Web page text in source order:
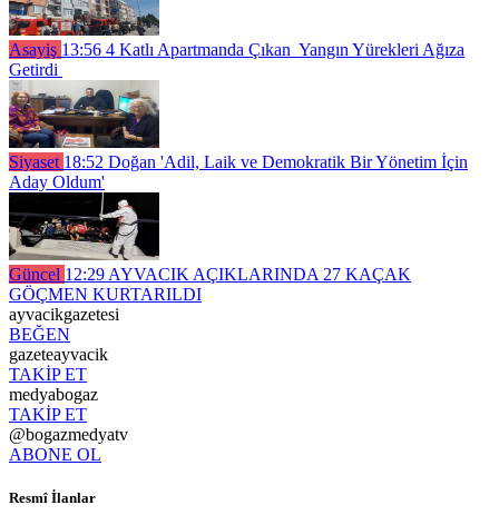
Asayiş 13:56 4 Katlı Apartmanda Çıkan Yangın Yürekleri Ağıza
Getirdi
Siyaset 18:52 Doğan 'Adil, Laik ve Demokratik Bir Yönetim İçin
Aday Oldum'
Güncel 12:29 AYVACIK AÇIKLARINDA 27 KAÇAK
GÖÇMEN KURTARILDI
ayvacikgazetesi
BEĞEN
gazeteayvacik
TAKİP ET
medyabogaz
TAKİP ET
@bogazmedyatv
ABONE OL
Resmî İlanlar